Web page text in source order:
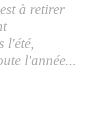
à retirer
l'été,
l'année...